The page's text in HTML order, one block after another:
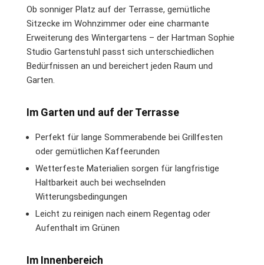
Ob sonniger Platz auf der Terrasse, gemütliche
Sitzecke im Wohnzimmer oder eine charmante
Erweiterung des Wintergartens – der Hartman Sophie
Studio Gartenstuhl passt sich unterschiedlichen
Bedürfnissen an und bereichert jeden Raum und
Garten.
Im Garten und auf der Terrasse
Perfekt für lange Sommerabende bei Grillfesten
oder gemütlichen Kaffeerunden
Wetterfeste Materialien sorgen für langfristige
Haltbarkeit auch bei wechselnden
Witterungsbedingungen
Leicht zu reinigen nach einem Regentag oder
Aufenthalt im Grünen
Im Innenbereich